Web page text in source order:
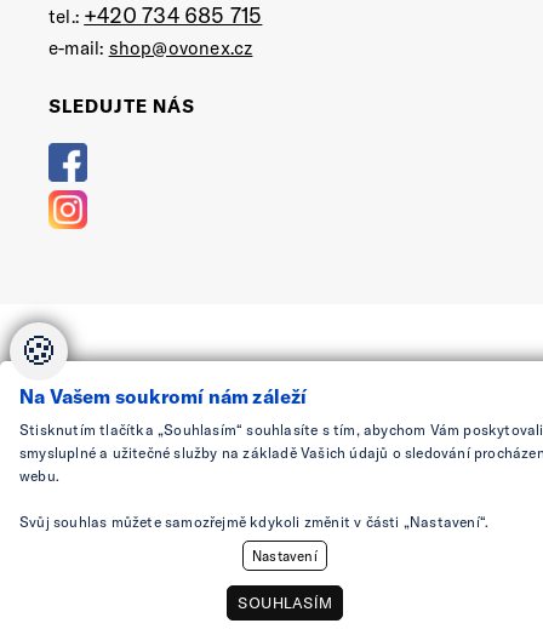
tel.: +420 734 685 715
e-mail: shop@ovonex.cz
SLEDUJTE NÁS
🍪
Na Vašem soukromí nám záleží
Stisknutím tlačítka „Souhlasím“ souhlasíte s tím, abychom Vám poskytovali
smysluplné a užitečné služby na základě Vašich údajů o sledování
webu.
Svůj souhlas můžete samozřejmě kdykoli změnit v části „Nastavení“.
Nastavení
SOUHLASÍM